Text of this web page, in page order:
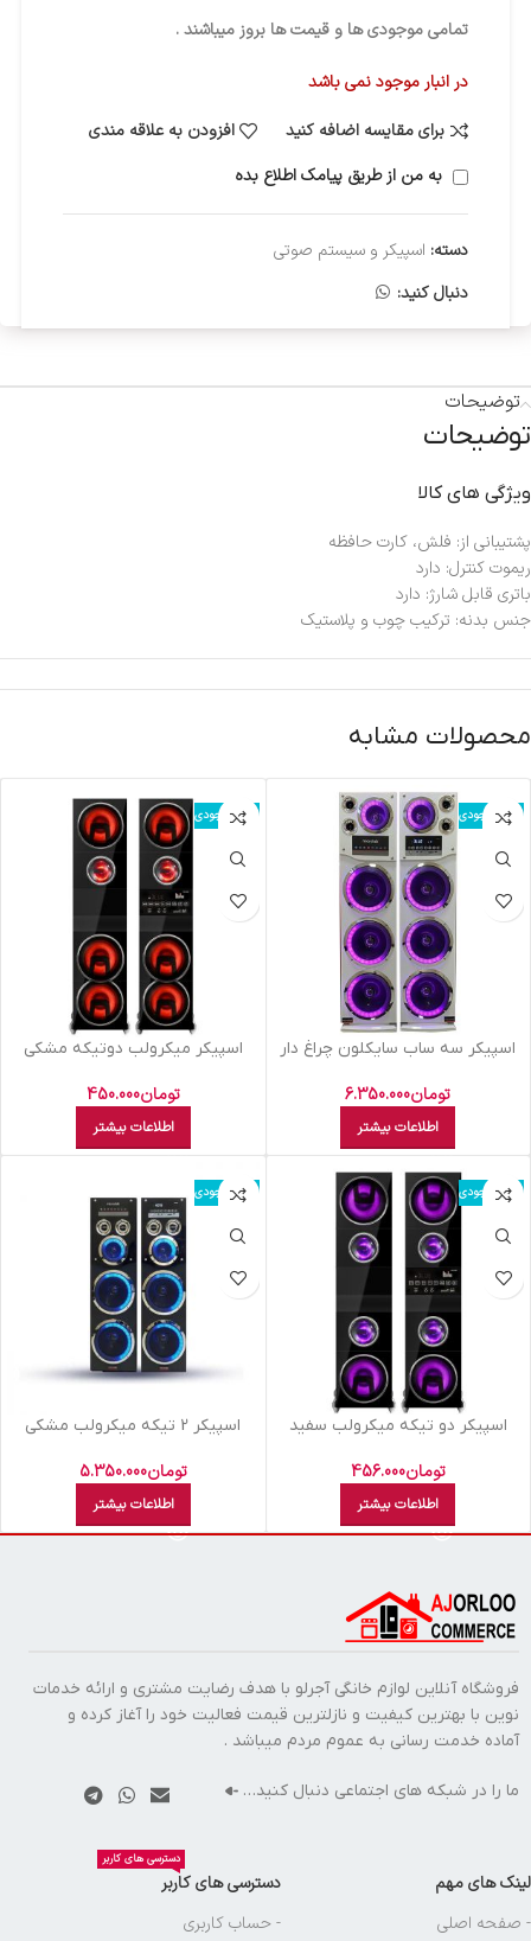
تمامی موجودی ها و قیمت ها بروز میباشند .
در انبار موجود نمی باشد
برای مقایسه اضافه کنید
افزودن به علاقه مندی
به من از طریق پیامک اطلاع بده
دسته: اسپیکر و سیستم صوتی
دنبال کنید:
توضیحات
توضیحات
ویژگی های کالا
پشتیبانی از: فلش، کارت حافظه
ریموت کنترل: دارد
باتری قابل شارژ: دارد
جنس بدنه: ترکیب چوب و پلاستیک
محصولات مشابه
اتمام موجودی
اسپيکر سه ساب سايکلون چراغ دار
تومان6.350.000
اطلاعات بیشتر
اتمام موجودی
اسپیکر میکرولب دوتيکه مشکي
تومان450.000
اطلاعات بیشتر
اتمام موجودی
اسپيکر دو تيکه ميکرولب سفید
تومان456.000
اطلاعات بیشتر
اتمام موجودی
اسپيکر 2 تيکه ميکرولب مشکي
تومان5.350.000
اطلاعات بیشتر
فروشگاه آنلاین لوازم خانگی آجرلو با هدف رضایت مشتری و ارائه خدمات
نوین با بهترین کیفیت و نازلترین قیمت فعالیت خود را آغاز کرده و
آماده خدمت رسانی به عموم مردم میباشد .
ما را در شبکه های اجتماعی دنبال کنید…
لینک های مهم
- صفحه اصلی
دسترسی های کاربر
دسترسی های کاربر
- حساب کاربری